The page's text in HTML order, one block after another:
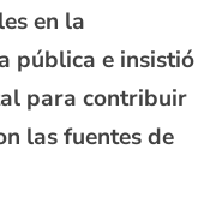
en la
pública e insistió
para contribuir
las fuentes de